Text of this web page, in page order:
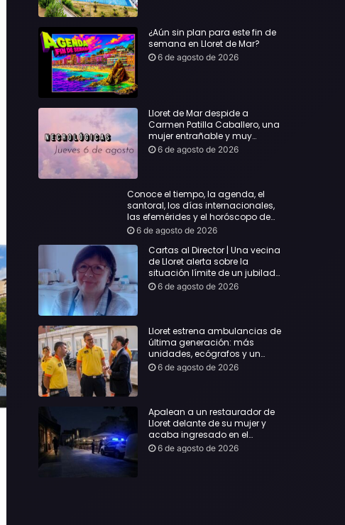
¿Aún sin plan para este fin de
semana en Lloret de Mar?
6 de agosto de 2026
Lloret de Mar despide a
Carmen Patilla Caballero, una
mujer entrañable y muy
querida
6 de agosto de 2026
Conoce el tiempo, la agenda, el
santoral, los días internacionales,
las efemérides y el horóscopo de
hoy Jueves, 6 de agosto de 2026
6 de agosto de 2026
Cartas al Director | Una vecina
de Lloret alerta sobre la
situación límite de un jubilado
de 65 años y pide una
6 de agosto de 2026
Lloret estrena ambulancias de
última generación: más
unidades, ecógrafos y un
servicio reforzado las 24 horas
6 de agosto de 2026
Apalean a un restaurador de
Lloret delante de su mujer y
acaba ingresado en el
Hospital Vall d’Hebron
6 de agosto de 2026